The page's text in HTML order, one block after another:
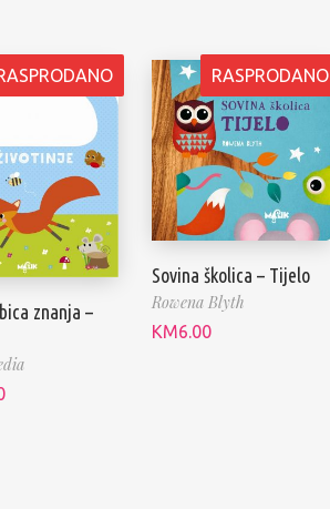
znanja –
RASPRODANO
Sovina školica – Tijelo
Rowena Blyth
KM6.00